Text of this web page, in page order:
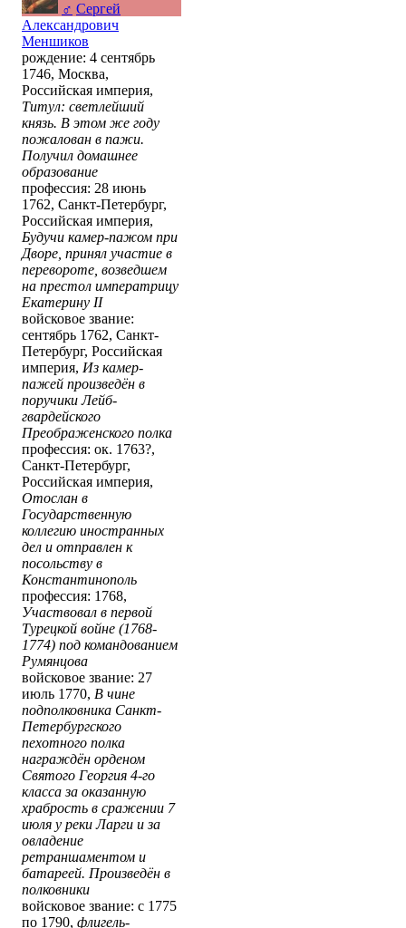
♂ Сергей
Александрович
Меншиков
рождение: 4 сентябрь
1746, Москва,
Российская империя,
Титул: светлейший
князь. В этом же году
пожалован в пажи.
Получил домашнее
образование
профессия: 28 июнь
1762, Санкт-Петербург,
Российская империя,
Будучи камер-пажом при
Дворе, принял участие в
перевороте, возведшем
на престол императрицу
Екатерину II
войсковое звание:
сентябрь 1762, Санкт-
Петербург, Российская
империя, Из камер-
пажей произведён в
поручики Лейб-
гвардейского
Преображенского полка
профессия: ок. 1763?,
Санкт-Петербург,
Российская империя,
Отослан в
Государственную
коллегию иностранных
дел и отправлен к
посольству в
Константинополь
профессия: 1768,
Участвовал в первой
Турецкой войне (1768-
1774) под командованием
Румянцова
войсковое звание: 27
июль 1770, В чине
подполковника Санкт-
Петербургского
пехотного полка
награждён орденом
Святого Георгия 4-го
класса за оказанную
храбрость в сражении 7
июля у реки Ларги и за
овладение
ретраншаментом и
батареей. Произведён в
полковники
войсковое звание: с 1775
по 1790, флигель-